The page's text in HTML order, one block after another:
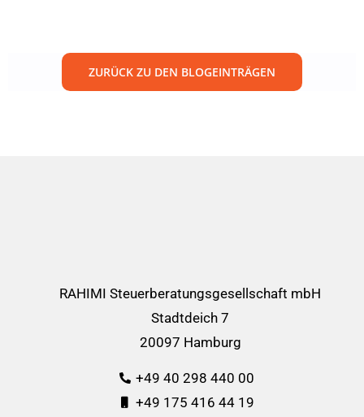
ZURÜCK ZU DEN BLOGEINTRÄGEN
RAHIMI Steuerberatungsgesellschaft mbH
Stadtdeich 7
20097 Hamburg
+49 40 298 440 00
+49 175 416 44 19